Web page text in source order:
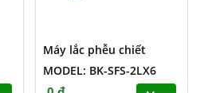
Máy lắc phễu chiết
MODEL: BK-SFS-2LX6